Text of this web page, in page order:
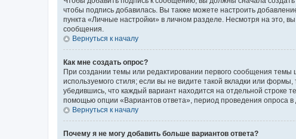
чтобы подпись добавилась. Вы также можете настроить
пункта «Личные настройки» в личном разделе. Несмотря на это,
сообщения.
Вернуться к началу
Как мне создать опрос?
При создании темы или редактировании первого сообщения
используемого стиля; если вы не видите такой вкладки или
убедившись, что каждый вариант находится на отдельной строке
помощью опции «Вариантов ответа», период проведения опроса в
Вернуться к началу
Почему я не могу добавить больше вариантов ответа?